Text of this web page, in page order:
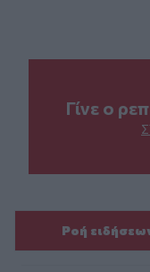
Γίνε ο
Ροή